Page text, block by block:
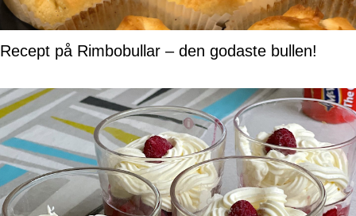
Recept på Rimbobullar – den godaste bullen!